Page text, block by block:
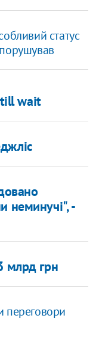
статус
wait
неминучі", -
млрд грн
переговори